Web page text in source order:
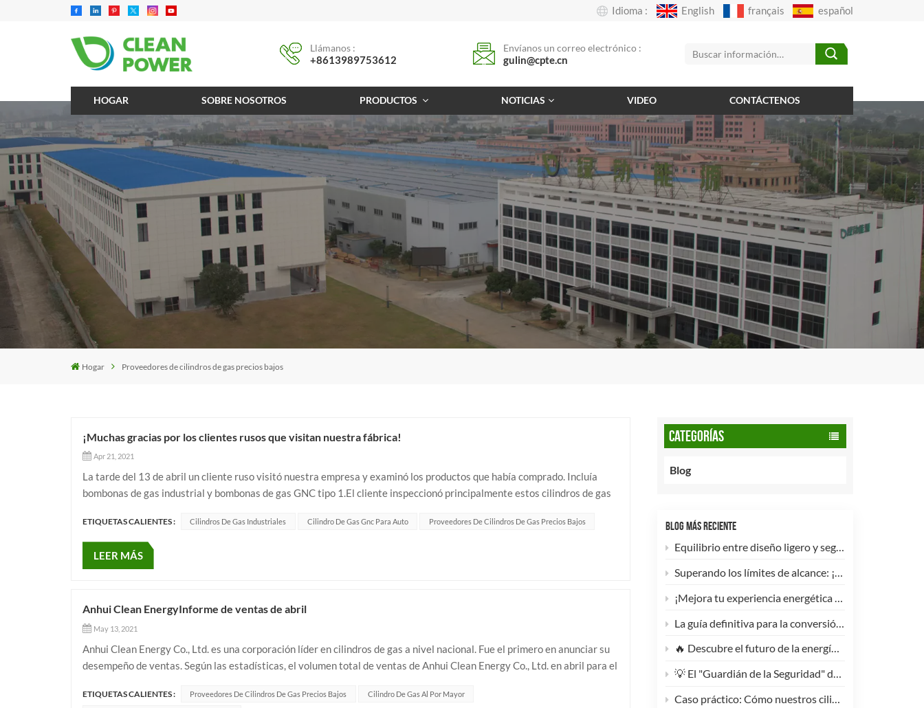
Idioma : English français español
Llámanos :
+8613989753612
Envíanos un correo electrónico :
gulin@cpte.cn
HOGAR SOBRE NOSOTROS PRODUCTOS NOTICIAS VIDEO CONTÁCTENOS
Hogar Proveedores de cilindros de gas precios bajos
CATEGORÍAS
Blog
BLOG MÁS RECIENTE
Equilibrio entre diseño ligero y seguridad: cómo los cilindros de GNC tipo 2 de 90 litros potencian las flotas comerciales.
Superando los límites de alcance: ¡Los cilindros de hidrógeno para UAV tipo 4 ya están disponibles para personalización de alta eficiencia!
¡Mejora tu experiencia energética con nuestra bombona de GLP compuesta de 5 kg! 🚀✨
La guía definitiva para la conversión de camiones pesados ​​a GNC: Por qué este cilindro de GNC tipo 1 de 200 litros supone un cambio radical para la reducción de costes de la flota.
🔥 Descubre el futuro de la energía: ¡Conoce la elegante y ultraligera bombona de GLP compuesta de 10 kg!
💡 El "Guardián de la Seguridad" del Gas Industrial y la Supresión de Incendios: Un Análisis en Profundidad de los Cilindros de Gas sin Costura de Acero de Alto Rendimiento
Caso práctico: Cómo nuestros cilindros compuestos de GLP redefinen la seguridad y la imagen de marca para clientes globales.
¡Muchas gracias por los clientes rusos que visitan nuestra fábrica!
Apr 21, 2021
La tarde del 13 de abril un cliente ruso visitó nuestra empresa y examinó los productos que había comprado. Incluía
bombonas de gas industrial y bombonas de gas GNC tipo 1.El cliente inspeccionó principalmente estos cilindros de gas
ETIQUETAS CALIENTES : Cilindros De Gas Industriales Cilindro De Gas Gnc Para Auto Proveedores De Cilindros De Gas Precios Bajos
LEER MÁS
Anhui Clean EnergyInforme de ventas de abril
May 13, 2021
Anhui Clean Energy Co., Ltd. es una corporación líder en cilindros de gas a nivel nacional. Fue el primero en anunciar su
desempeño de ventas. Según las estadísticas, el volumen total de ventas de Anhui Clean Energy Co., Ltd. en abril para el
ETIQUETAS CALIENTES : Proveedores De Cilindros De Gas Precios Bajos Cilindro De Gas Al Por Mayor